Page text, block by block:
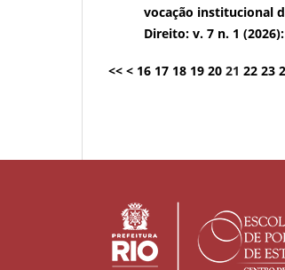
vocação institucional
Direito: v. 7 n. 1
<< < 16 17 18 19 20 21 22 23